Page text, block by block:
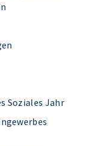
Soziales Jahr